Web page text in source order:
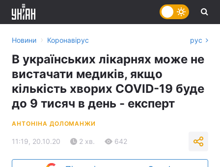
Новини › Коронавірус рус
В українських лікарнях може не
вистачати медиків, якщо
кількість хворих COVID-19 буде
до 9 тисяч в день - експерт
АНТОНІНА ДОЛОМАНЖИ
11:19, 20.10.20 2 хв. 642